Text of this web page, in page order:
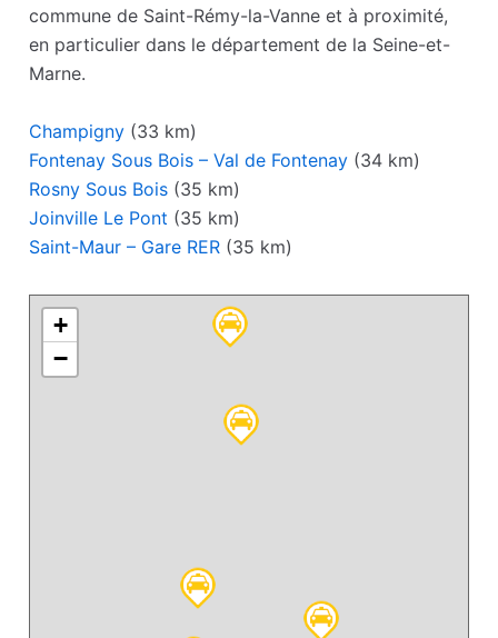
commune de Saint-Rémy-la-Vanne et à proximité,
en particulier dans le département de la Seine-et-
Marne.
Champigny (33 km)
Fontenay Sous Bois – Val de Fontenay (34 km)
Rosny Sous Bois (35 km)
Joinville Le Pont (35 km)
Saint-Maur – Gare RER (35 km)
+
−